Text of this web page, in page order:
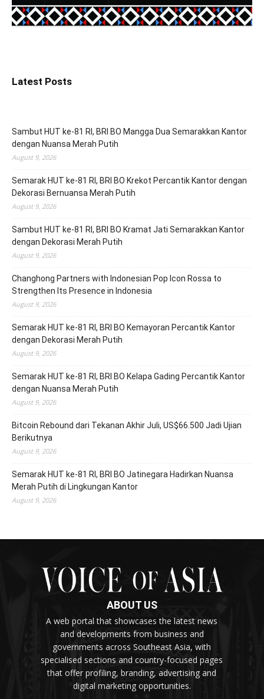
Latest Posts
Sambut HUT ke-81 RI, BRI BO Mangga Dua Semarakkan Kantor
dengan Nuansa Merah Putih
August 9, 2026
Semarak HUT ke-81 RI, BRI BO Krekot Percantik Kantor dengan
Dekorasi Bernuansa Merah Putih
August 9, 2026
Sambut HUT ke-81 RI, BRI BO Kramat Jati Semarakkan Kantor
dengan Dekorasi Merah Putih
August 9, 2026
Changhong Partners with Indonesian Pop Icon Rossa to
Strengthen Its Presence in Indonesia
August 9, 2026
Semarak HUT ke-81 RI, BRI BO Kemayoran Percantik Kantor
dengan Dekorasi Merah Putih
August 9, 2026
Semarak HUT ke-81 RI, BRI BO Kelapa Gading Percantik Kantor
dengan Nuansa Merah Putih
August 9, 2026
Bitcoin Rebound dari Tekanan Akhir Juli, US$66.500 Jadi Ujian
Berikutnya
August 9, 2026
Semarak HUT ke-81 RI, BRI BO Jatinegara Hadirkan Nuansa
Merah Putih di Lingkungan Kantor
August 9, 2026
ABOUT US
A web portal that showcases the latest news
and developments from business and
governments across Southeast Asia, with
specialised sections and country-focused pages
that offer profiling, branding, advertising and
digital marketing opportunities.